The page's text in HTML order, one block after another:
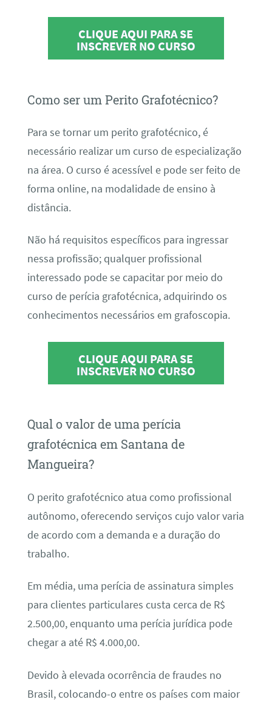
CLIQUE AQUI PARA SE
INSCREVER NO CURSO
Como ser um Perito Grafotécnico?
Para se tornar um perito grafotécnico, é
necessário realizar um curso de especialização
na área. O curso é acessível e pode ser feito de
forma online, na modalidade de ensino à
distância.
Não há requisitos específicos para ingressar
nessa profissão; qualquer profissional
interessado pode se capacitar por meio do
curso de perícia grafotécnica, adquirindo os
conhecimentos necessários em grafoscopia.
CLIQUE AQUI PARA SE
INSCREVER NO CURSO
Qual o valor de uma perícia
grafotécnica em Santana de
Mangueira?
O perito grafotécnico atua como profissional
autônomo, oferecendo serviços cujo valor varia
de acordo com a demanda e a duração do
trabalho.
Em média, uma perícia de assinatura simples
para clientes particulares custa cerca de R$
2.500,00, enquanto uma perícia jurídica pode
chegar a até R$ 4.000,00.
Devido à elevada ocorrência de fraudes no
Brasil, colocando-o entre os países com maior